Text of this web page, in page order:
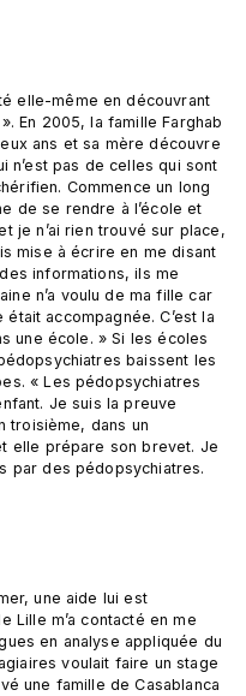
elle-même en découvrant
En 2005, la famille Farghab
ans et sa mère découvre
n’est pas de celles qui sont
Commence un long
de se rendre à l’école et
je n’ai rien trouvé sur place,
mise à écrire en me disant
informations, ils me
n’a voulu de ma fille car
accompagnée. C’est la
une école. » Si les écoles
baissent les
« Les pédopsychiatres
Je suis la preuve
troisième, dans un
elle prépare son brevet. Je
par des pédopsychiatres.
une aide lui est
Lille m’a contacté en me
en analyse appliquée du
voulait faire un stage
une famille de Casablanca